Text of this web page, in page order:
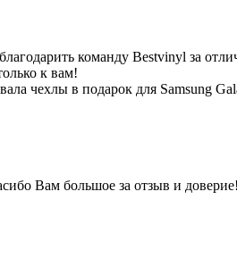
команду Bestvinyl за
к вам!
чехлы в подарок для Samsung
Вам большое за отзыв и доверие!